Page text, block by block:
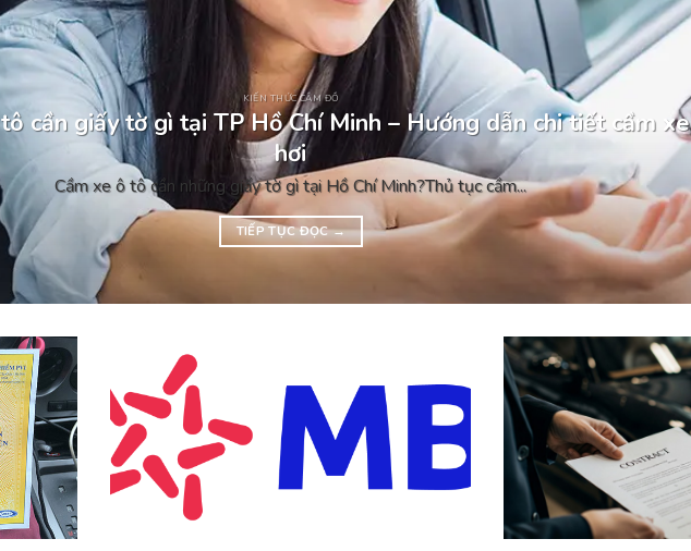
KIẾN THỨC CẦM ĐỒ
cần giấy tờ gì tại TP Hồ Chí Minh – Hướng dẫn chi tiết cầm xe
hơi
Cầm xe ô tô cần những giấy tờ gì tại Hồ Chí Minh?Thủ tục cầm...
TIẾP TỤC ĐỌC→